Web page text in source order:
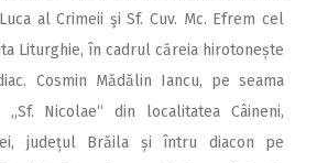
al Crimeii şi Sf. Cuv. Mc. Efrem cel
Liturghie, în cadrul căreia hirotonește
Cosmin Mădălin Iancu, pe seama
Nicolae“ din localitatea Câineni,
județul Brăila și întru diacon pe